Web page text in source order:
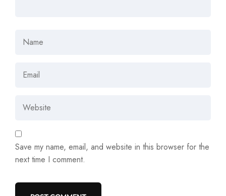
Save my name, email, and website in this browser for the
next time I comment.